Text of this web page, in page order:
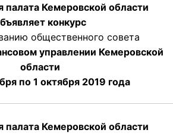
палата Кемеровской области
конкурс
общественного совета
управлении Кемеровской
области
по 1 октября 2019 года
палата Кемеровской области